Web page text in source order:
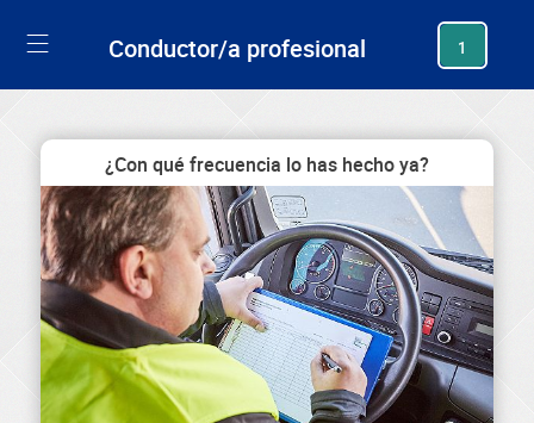
Conductor/a profesional 1
¿Con qué frecuencia lo has hecho ya?